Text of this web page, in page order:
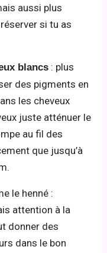
aussi plus
si tu as
blancs : plus
des pigments en
les cheveux
juste atténuer le
au fil des
que jusqu’à
le henné :
attention à la
donner des
dans le bon